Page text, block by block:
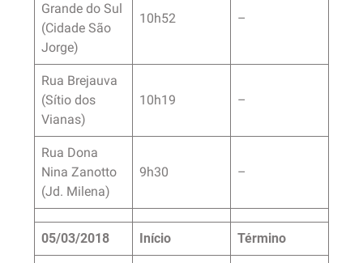
Grande do Sul
(Cidade São
Jorge)
10h52 –
Rua Brejauva
(Sítio dos
Vianas)
10h19 –
Rua Dona
Nina Zanotto
(Jd. Milena)
9h30 –
05/03/2018 Início Término